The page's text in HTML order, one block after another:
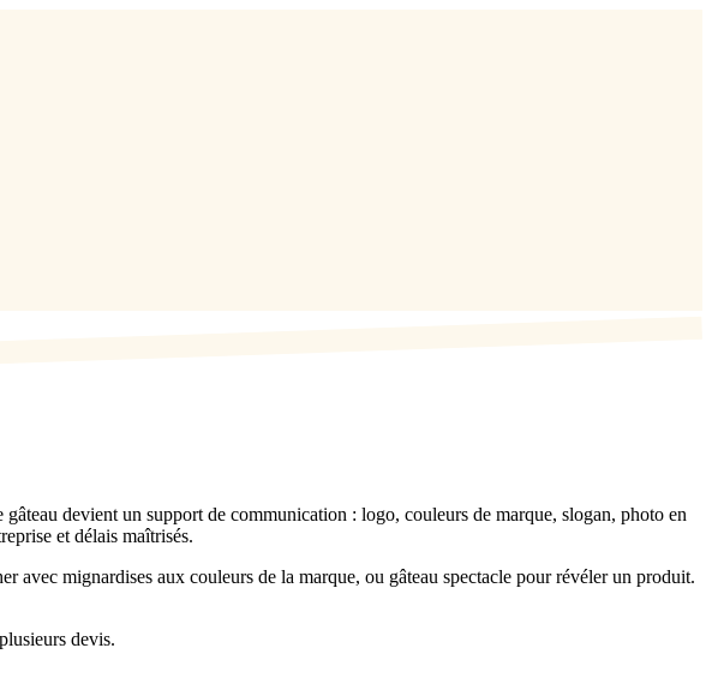
devient un support de communication : logo, couleurs de marque, slogan, photo en
et délais maîtrisés.
avec mignardises aux couleurs de la marque, ou gâteau spectacle pour révéler un produit.
devis.